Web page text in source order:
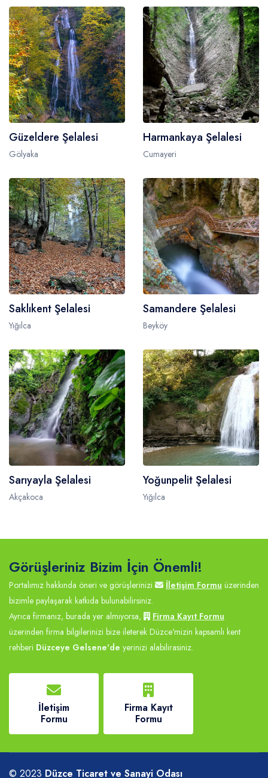
Güzeldere Şelalesi
Gölyaka
Harmankaya Şelalesi
Cumayeri
Saklıkent Şelalesi
Yığılca
Samandere Şelalesi
Beyköy
Sarıyayla Şelalesi
Akçakoca
Yoğunpelit Şelalesi
Yığılca
Görüşleriniz Bizim İçin Önemli!
Portalımız hakkında öneri ve görüşlerinizi İletişim Formu üzerinden
bizimle paylaşarak katkıda bulunabilirsiniz.
Ayrıca firmanız, burada yer almıyorsa,
Firma Kayıt Formu
üzerinden firma bilgilerinizi bize ileterek Düzce'mizin kapsamlı kent
rehberi Düzceye Gelsene'de yerinizi alabilirasiniz.
İletişim
Formu
Firma Kayıt
Formu
© 2023 Düzce Ticaret ve Sanayi Odası